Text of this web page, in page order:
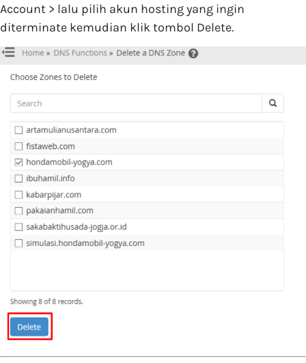
Account > lalu pilih akun hosting yang ingin
diterminate kemudian klik tombol Delete.